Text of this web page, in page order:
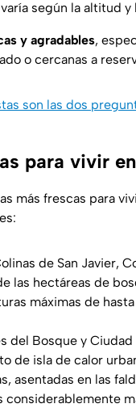
según la altitud
y agradables,
o cercanas a
son las dos
para vivir
más frescas para
de San Javier,
las hectáreas de
máximas de
del Bosque y
de isla de calor
asentadas en las
considerablemente